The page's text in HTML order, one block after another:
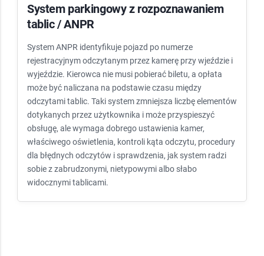
System parkingowy z rozpoznawaniem
tablic / ANPR
System ANPR identyfikuje pojazd po numerze
rejestracyjnym odczytanym przez kamerę przy wjeździe i
wyjeździe. Kierowca nie musi pobierać biletu, a opłata
może być naliczana na podstawie czasu między
odczytami tablic. Taki system zmniejsza liczbę elementów
dotykanych przez użytkownika i może przyspieszyć
obsługę, ale wymaga dobrego ustawienia kamer,
właściwego oświetlenia, kontroli kąta odczytu, procedury
dla błędnych odczytów i sprawdzenia, jak system radzi
sobie z zabrudzonymi, nietypowymi albo słabo
widocznymi tablicami.